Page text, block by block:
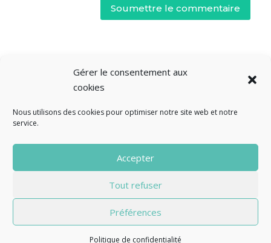
Gérer le consentement aux
cookies
Nous utilisons des cookies pour optimiser notre site web et notre
service.
Accepter
Tout refuser
Préférences
Politique de confidentialité
Soumettre le commentaire
Mentions légales
Politique de confidentialité
Contact